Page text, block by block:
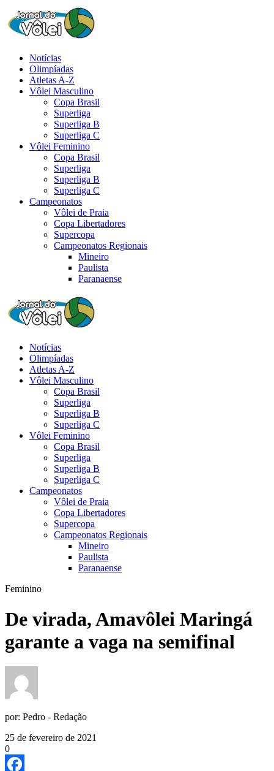
Notícias
Olimpíadas
Atletas A-Z
Vôlei Masculino
Copa Brasil
Superliga
Superliga B
Superliga C
Vôlei Feminino
Copa Brasil
Superliga
Superliga B
Superliga C
Campeonatos
Vôlei de Praia
Copa Libertadores
Supercopa
Campeonatos Regionais
Mineiro
Paulista
Paranaense
Notícias
Olimpíadas
Atletas A-Z
Vôlei Masculino
Copa Brasil
Superliga
Superliga B
Superliga C
Vôlei Feminino
Copa Brasil
Superliga
Superliga B
Superliga C
Campeonatos
Vôlei de Praia
Copa Libertadores
Supercopa
Campeonatos Regionais
Mineiro
Paulista
Paranaense
Feminino
De virada, Amavôlei Maringá
garante a vaga na semifinal
por: Pedro - Redação
25 de fevereiro de 2021
0